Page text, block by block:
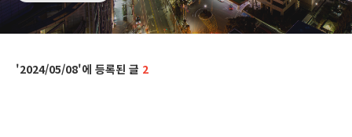
2024/05/08 2